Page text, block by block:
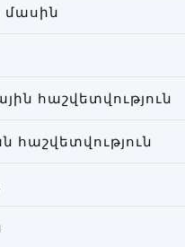
մասին
հաշվետվություն
հաշվետվություն